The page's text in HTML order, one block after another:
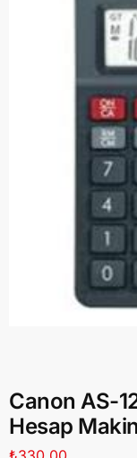
Canon AS-
Hesap